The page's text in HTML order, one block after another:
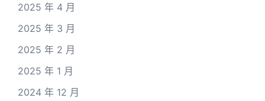
2025 年 4 月
2025 年 3 月
2025 年 2 月
2025 年 1 月
2024 年 12 月